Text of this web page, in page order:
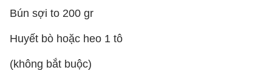
Bún sợi to 200 gr
Huyết bò hoặc heo 1 tô
(không bắt buộc)